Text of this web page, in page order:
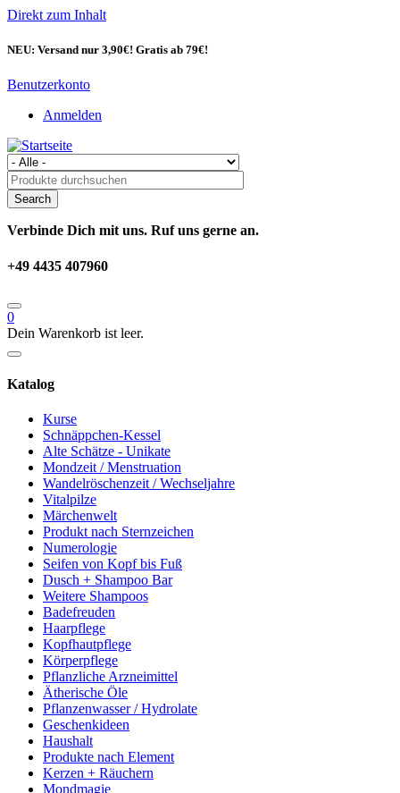
Direkt zum Inhalt
NEU: Versand nur 3,90€! Gratis ab 79€!
Benutzerkonto
Anmelden
Verbinde Dich mit uns. Ruf uns gerne an.
+49 4435 407960
0
Dein Warenkorb ist leer.
Katalog
Kurse
Schnäppchen-Kessel
Alte Schätze - Unikate
Mondzeit / Menstruation
Wandelröschenzeit / Wechseljahre
Vitalpilze
Märchenwelt
Produkt nach Sternzeichen
Numerologie
Seifen von Kopf bis Fuß
Dusch + Shampoo Bar
Weitere Shampoos
Badefreuden
Haarpflege
Kopfhautpflege
Körperpflege
Pflanzliche Arzneimittel
Ätherische Öle
Pflanzenwasser / Hydrolate
Geschenkideen
Haushalt
Produkte nach Element
Kerzen + Räuchern
Mondmagie